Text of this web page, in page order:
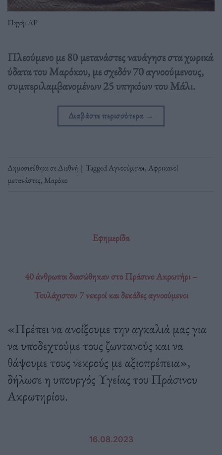
Πηγή: ΑP
Πλεούμενο με 80 μετανάστες ναυάγησε στα χωρικά
ύδατα του Μαρόκου, με σχεδόν 70 αγνοούμενους,
συμπεριλαμβανομένων 25 υπηκόων του Μάλι.
Διαβάστε περισσότερα →
Δημοσιεύθηκε σεΔιεθνή | TaggedΑγνοούμενοι,Αφρικανοί
μετανάστες, Μαρόκο
Εφημερίδα
40 άνθρωποι διασώθηκαν στο Πράσινο Ακρωτήρι –
Τουλάχιστον 7 νεκροί και δεκάδες αγνοούμενοι
«Πρέπει να ανοίξουμε την αγκαλιά μας για
να υποδεχτούμε τους ζωντανούς και να
θάψουμε τους νεκρούς με αξιοπρέπεια»,
δήλωσε η υπουργός Υγείας του Πράσινου
Ακρωτηρίου.
16.08.2023